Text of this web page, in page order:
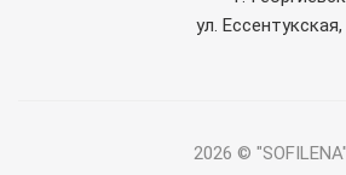
ул.
2026 © "SOFILENA"